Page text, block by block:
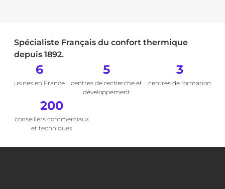
Spécialiste Français du confort thermique
depuis 1892.
6
usines en France
5
centres de recherche et
développement
3
centres de formation
200
conseillers commerciaux
et techniques